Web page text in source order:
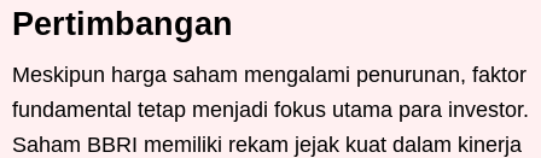
Pertimbangan
Meskipun harga saham mengalami penurunan, faktor
fundamental tetap menjadi fokus utama para investor.
Saham BBRI memiliki rekam jejak kuat dalam kinerja